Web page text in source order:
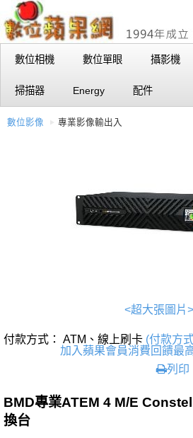
數位相機 數位單眼 攝影機
掃描器 Energy 配件
數位影像 專業影像輸出入
<超大張圖片>
付款方式： ATM、線上刷卡 (付款方
加入蘋果會員消費回饋最
列印
BMD專業ATEM 4 M/E
換台